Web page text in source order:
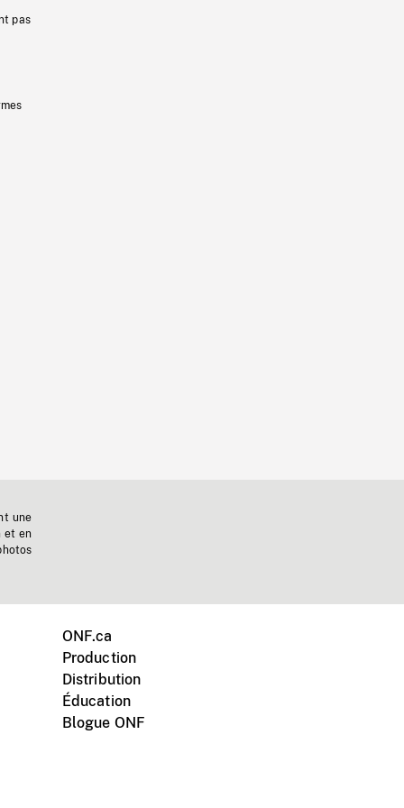
pas
une
et en
ONF.ca
Production
Distribution
Éducation
Blogue ONF